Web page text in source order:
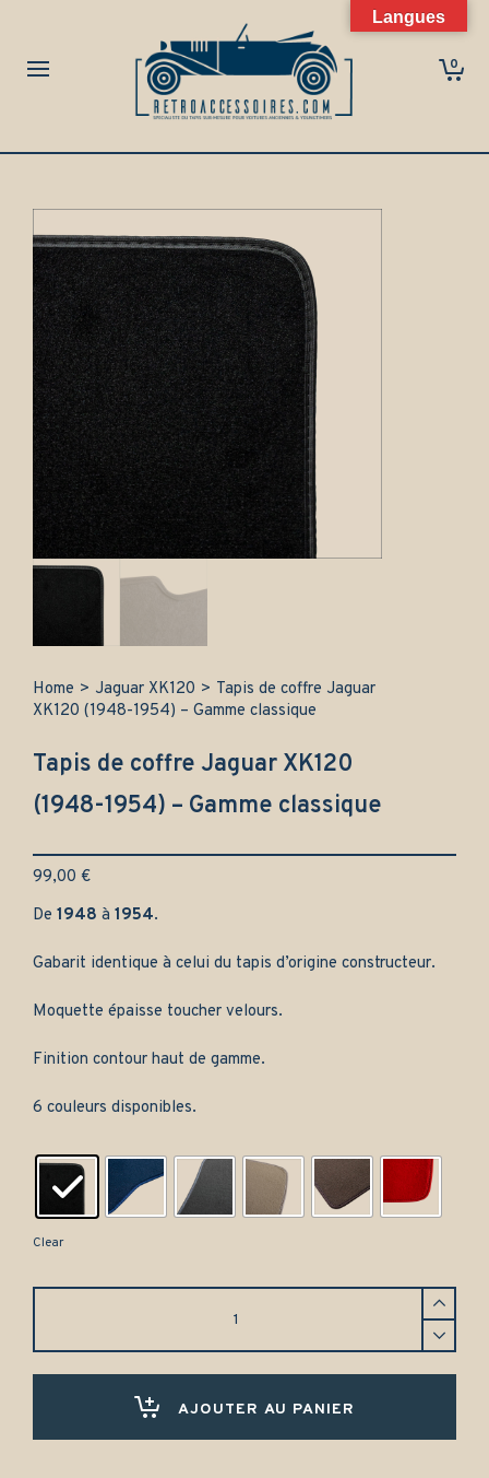
0
Home > Jaguar XK120 > Tapis de coffre Jaguar
XK120 (1948-1954) – Gamme classique
Tapis de coffre Jaguar XK120
(1948-1954) – Gamme classique
99,00 €
De 1948 à 1954.
Gabarit identique à celui du tapis d’origine constructeur.
Moquette épaisse toucher velours.
Finition contour haut de gamme.
6 couleurs disponibles.
Clear
AJOUTER AU PANIER
Langues